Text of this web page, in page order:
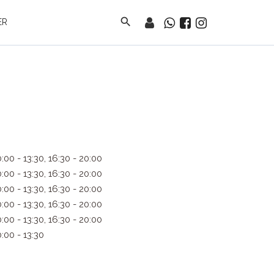
search
- 13:30, 16:30 - 20:00
- 13:30, 16:30 - 20:00
- 13:30, 16:30 - 20:00
- 13:30, 16:30 - 20:00
- 13:30, 16:30 - 20:00
- 13:30